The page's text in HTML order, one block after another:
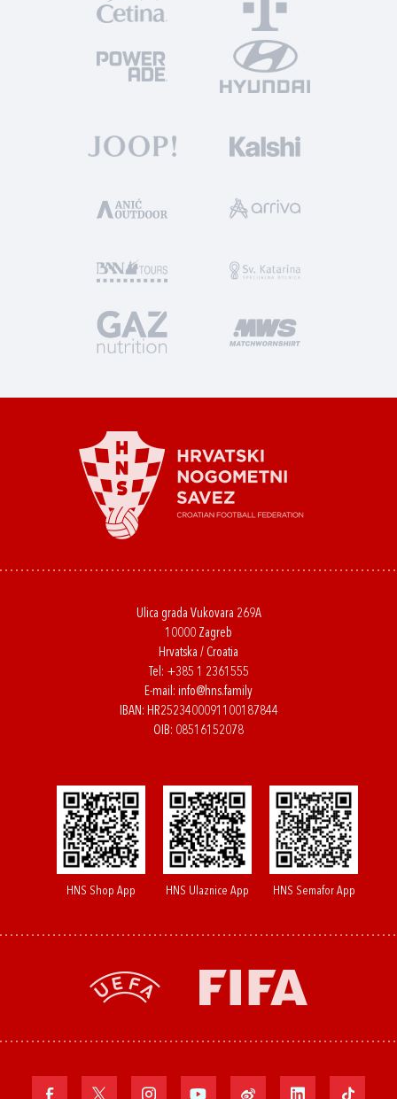
Ulica grada Vukovara 269A
10000 Zagreb
Hrvatska / Croatia
Tel: +385 1 2361555
E-mail: info@hns.family
IBAN: HR2523400091100187844
OIB: 08516152078
HNS Shop App HNS Ulaznice App HNS Semafor App